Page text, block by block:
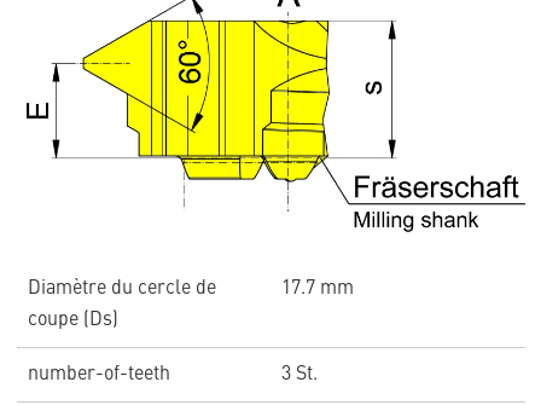
Diamètre du cercle de
coupe (Ds)
17.7 mm
number-of-teeth 3 St.